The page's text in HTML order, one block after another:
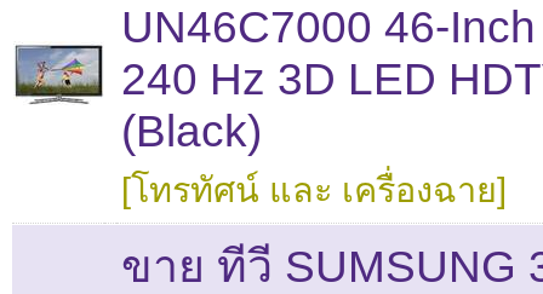
UN46C7000 46-
240 Hz 3D LED
(Black)
[โทรทัศน์ และ เครื่องฉาย]
ขาย ทีวี SUMSUNG